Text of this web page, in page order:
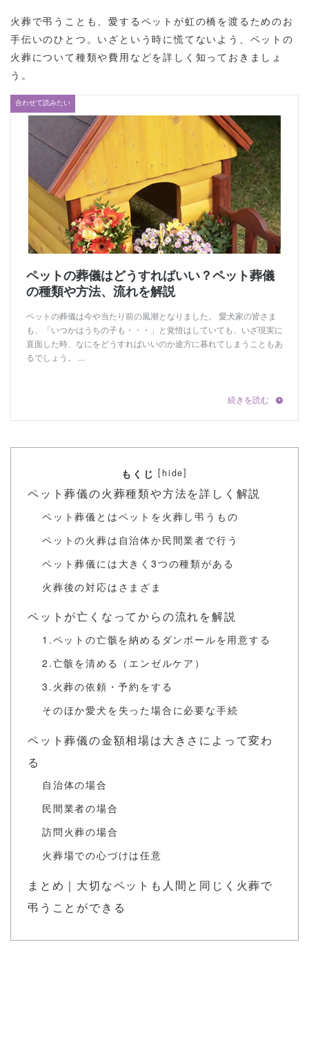
火葬で弔うことも、愛するペットが虹の橋を渡るためのお
手伝いのひとつ。いざという時に慌てないよう、ペットの
火葬について種類や費用などを詳しく知っておきましょ
う。
もくじ [hide]
ペット葬儀の⽕葬種類や⽅法を詳しく解説
ペット葬儀とはペットを⽕葬し弔うもの
ペットの火葬は自治体か民間業者で行う
ペット葬儀には⼤きく3つの種類がある
⽕葬後の対応はさまざま
ペットが亡くなってからの流れを解説
1.ペットの亡骸を納めるダンボールを用意する
2.亡骸を清める（エンゼルケア）
3.火葬の依頼・予約をする
そのほか愛犬を失った場合に必要な手続
ペット葬儀の⾦額相場は⼤きさによって変わ
る
自治体の場合
民間業者の場合
訪問火葬の場合
火葬場での心づけは任意
まとめ｜⼤切なペットも⼈間と同じく⽕葬で
弔うことができる